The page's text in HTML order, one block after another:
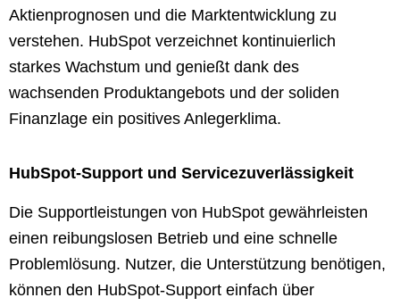
Aktienprognosen und die Marktentwicklung zu
verstehen. HubSpot verzeichnet kontinuierlich
starkes Wachstum und genießt dank des
wachsenden Produktangebots und der soliden
Finanzlage ein positives Anlegerklima.
HubSpot-Support und Servicezuverlässigkeit
Die Supportleistungen von HubSpot gewährleisten
einen reibungslosen Betrieb und eine schnelle
Problemlösung. Nutzer, die Unterstützung benötigen,
können den HubSpot-Support einfach über